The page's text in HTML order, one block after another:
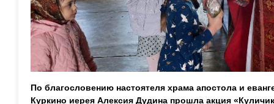
По благословению настоятеля храма апостола и
Куркино иерея Алексия Дудина прошла акция